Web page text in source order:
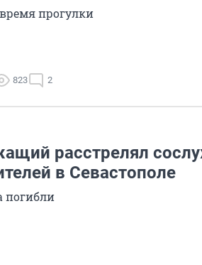
прогулки
823 2
расстрелял
в Севастополе
погибли